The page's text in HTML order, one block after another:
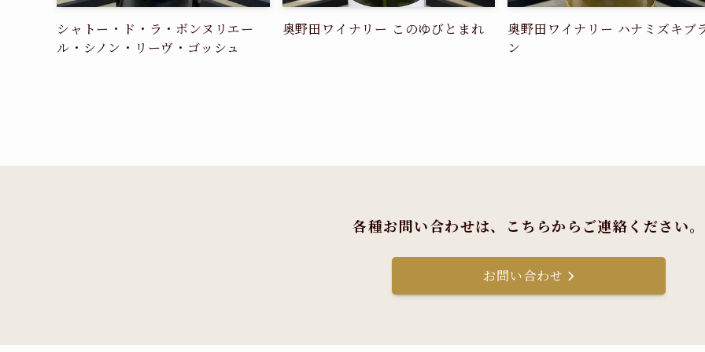
シャトー・ド・ラ・ボンヌリエー
ル・シノン・リーヴ・ゴッシュ
奥野田ワイナリー このゆびとまれ
奥野田ワイナリー ハナミズキブ
ン
各種お問い合わせは、 こちらからご連絡ください。
お問い合わせ